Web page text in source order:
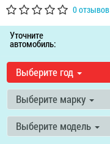
0 отзывов
Уточните
автомобиль:
Выберите год
Выберите марку
Выберите модель